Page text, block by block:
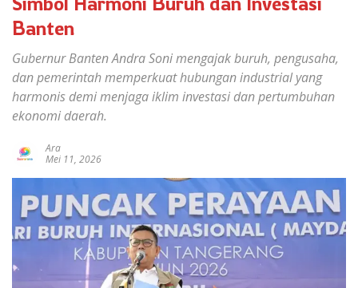
Banten
Gubernur Banten Andra Soni mengajak buruh, pengusaha,
dan pemerintah memperkuat hubungan industrial yang
harmonis demi menjaga iklim investasi dan pertumbuhan
ekonomi daerah.
Ara
Mei 11, 2026